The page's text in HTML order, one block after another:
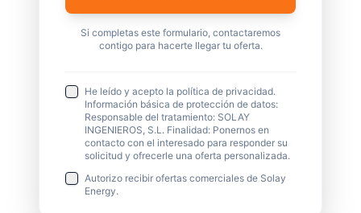
Si completas este formulario, contactaremos
contigo para hacerte llegar tu oferta.
He leído y acepto la política de privacidad.
Información básica de protección de datos:
Responsable del tratamiento: SOLAY
INGENIEROS, S.L. Finalidad: Ponernos en
contacto con el interesado para responder su
solicitud y ofrecerle una oferta personalizada.
Autorizo recibir ofertas comerciales de Solay
Energy.